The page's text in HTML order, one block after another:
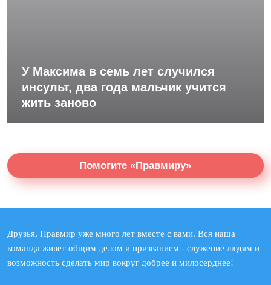
У Максима в семь лет случился
инсульт, два года мальчик учится
жить заново
Помогите «Правмиру»
Друзья, Правмир уже много лет вместе с вами. Вся наша
команда живет общим делом и призванием - служение людям и
возможность сделать мир вокруг добрее и милосерднее!